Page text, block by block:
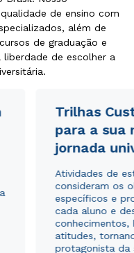
de ensino com
além de
de graduação e
de escolher a
Trilhas
para a sua
jornada
Atividades de
consideram os
específicos e
cada aluno e
conhecimentos,
atitudes,
protagonista da